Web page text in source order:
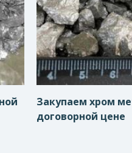
Закупаем хром
договорной цене